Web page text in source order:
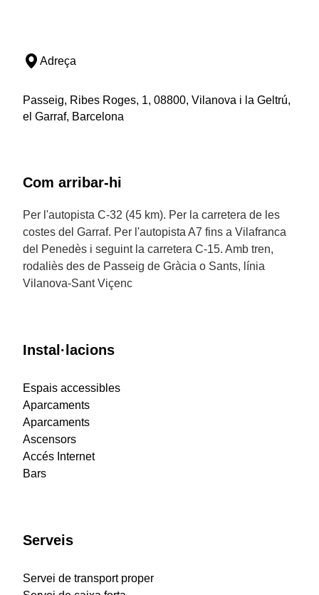
Adreça
Passeig, Ribes Roges, 1, 08800, Vilanova i la Geltrú,
el Garraf, Barcelona
Com arribar-hi
Per l'autopista C-32 (45 km). Per la carretera de les
costes del Garraf. Per l'autopista A7 fins a Vilafranca
del Penedès i seguint la carretera C-15. Amb tren,
rodaliès des de Passeig de Gràcia o Sants, línia
Vilanova-Sant Viçenc
Instal·lacions
Espais accessibles
Aparcaments
Aparcaments
Ascensors
Accés Internet
Bars
Serveis
Servei de transport proper